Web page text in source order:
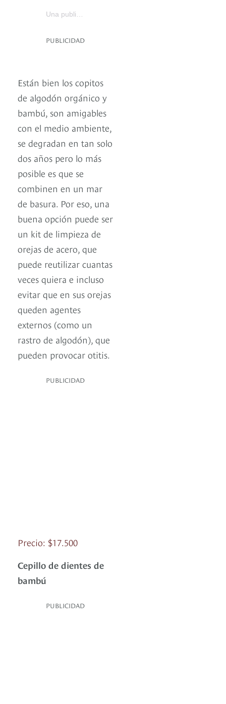
PUBLICIDAD
Están bien los copitos
de algodón orgánico y
bambú, son amigables
con el medio ambiente,
se degradan en tan solo
dos años pero lo más
posible es que se
combinen en un mar
de basura. Por eso, una
buena opción puede ser
un kit de limpieza de
orejas de acero, que
puede reutilizar cuantas
veces quiera e incluso
evitar que en sus orejas
queden agentes
externos (como un
rastro de algodón), que
pueden provocar otitis.
PUBLICIDAD
Precio: $17.500
Cepillo de dientes de
bambú
PUBLICIDAD